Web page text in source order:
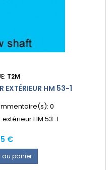
T2M
HM 53-1
0
HM 53-1
€
au panier